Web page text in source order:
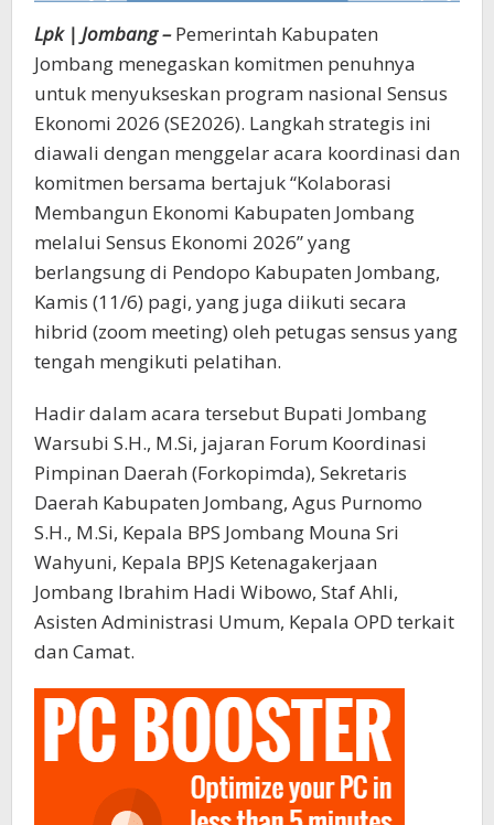
Lpk | Jombang – Pemerintah Kabupaten
Jombang menegaskan komitmen penuhnya
untuk menyukseskan program nasional Sensus
Ekonomi 2026 (SE2026). Langkah strategis ini
diawali dengan menggelar acara koordinasi dan
komitmen bersama bertajuk “Kolaborasi
Membangun Ekonomi Kabupaten Jombang
melalui Sensus Ekonomi 2026” yang
berlangsung di Pendopo Kabupaten Jombang,
Kamis (11/6) pagi, yang juga diikuti secara
hibrid (zoom meeting) oleh petugas sensus yang
tengah mengikuti pelatihan.
Hadir dalam acara tersebut Bupati Jombang
Warsubi S.H., M.Si, jajaran Forum Koordinasi
Pimpinan Daerah (Forkopimda), Sekretaris
Daerah Kabupaten Jombang, Agus Purnomo
S.H., M.Si, Kepala BPS Jombang Mouna Sri
Wahyuni, Kepala BPJS Ketenagakerjaan
Jombang Ibrahim Hadi Wibowo, Staf Ahli,
Asisten Administrasi Umum, Kepala OPD terkait
dan Camat.